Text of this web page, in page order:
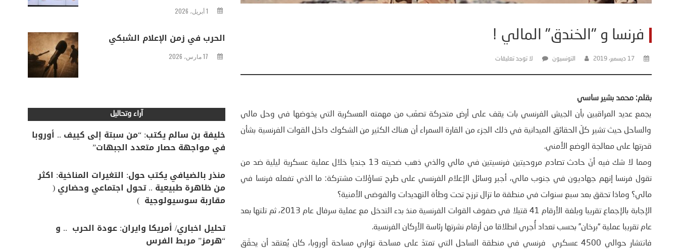
فرنسا و "الخندق" المالي !
17 ديسمبر، 2019 التونسيون لا توجد تعليقات
بقلم: محمد بشير ساسي
يجمع عديد المراقبين بأن الجيش الفرنسي بات يقف على أرض متحركة تصعّب من مهمته العسكرية التي يخوضها في وحل مالي
والساحل حيث تشير كلّ الحقائق الميدانية في ذلك الجزء من القارة السمراء أن هناك الكثير من الشكوك داخل القوات الفرنسية بشأن
قدرتها على معالجة الوضع الأمني.
ومما لا شك فيه أنّ حادث تصادم مروحيتين فرنسيتين في مالي والذي ذهب ضحيته 13 جنديا خلال عملية عسكرية ليلية ضد من
تقول فرنسا إنهم جهاديون في جنوب مالي، أجبر وسائل الإعلام الفرنسي على طرح تساؤلات مشتركة: ما الذي تفعله فرنسا في
مالي؟ وماذا تحقق بعد سبع سنوات في منطقة ما تزال ترزح تحت وطأة التهديدات والفوضى الأمنية؟
الإجابة بالإجماع تقريبا وبلغة الأرقام 41 قتيلا في صفوف القوات الفرنسية منذ بدء التدخل مع عملية سرفال عام 2013، ثم تلتها بعد
عام تقريبا عملية “برخان” بحسب تعداد أُجري انطلاقا من أرقام نشرتها رئاسة الأركان الفرنسية.
فانتشار حوالي 4500 عسكري فرنسي في منطقة الساحل التي تمتدّ على مساحة توازي مساحة أوروبا، كان يُعتقد أن يحقّق
1 أبريل، 2026
الحرب في زمن الإعلام الشبكي
17 مارس، 2026
آراء وتحاليل
خليفة بن سالم يكتب: “من سبتة إلى كييف .. أوروبا
في مواجهة حصار متعدد الجبهات”
منذر بالضيافي يكتب حول: التغيرات المناخية: اكثر
من ظاهرة طبيعية .. تحول اجتماعي وحضاري (
مقاربة سوسيولوجية )
تحليل اخباري/ أمريكا وايران: عودة الحرب .. و
“هرمز” مربط الفرس